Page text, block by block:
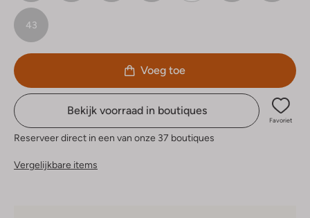
43
Voeg toe
Bekijk voorraad in boutiques
Favoriet
Reserveer direct in een van onze 37 boutiques
Vergelijkbare items